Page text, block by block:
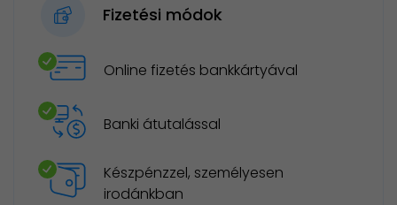
Fizetési módok
Online fizetés bankkártyával
Banki átutalással
Készpénzzel, személyesen
irodánkban